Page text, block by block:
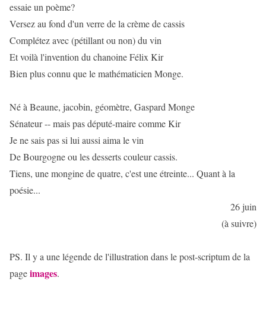
essaie un poème?
Versez au fond d'un verre de la crème de cassis
Complétez avec (pétillant ou non) du vin
Et voilà l'invention du chanoine Félix Kir
Bien plus connu que le mathématicien Monge.
Né à Beaune, jacobin, géomètre, Gaspard Monge
Sénateur -- mais pas député-maire comme Kir
Je ne sais pas si lui aussi aima le vin
De Bourgogne ou les desserts couleur cassis.
Tiens, une mongine de quatre, c'est une étreinte... Quant à la
poésie...
26 juin
(à suivre)
PS. Il y a une légende de l'illustration dans le post-scriptum de la
pageimages.